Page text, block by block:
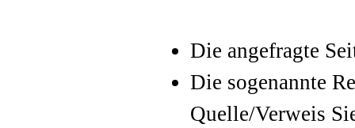
Die angefragte
Die sogenannte
Quelle/Verweis